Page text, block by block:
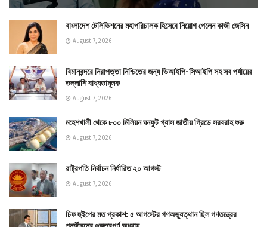
বাংলাদেশ টেলিভিশনের মহাপরিচালক হিসেবে নিয়োগ পেলেন কাজী জেসিন
August 7, 2026
বিমানবন্দরে নিরাপত্তা নিশ্চিতের জন্য ভিআইপি-সিআইপি সহ সব পর্যায়ের
তল্লাশি বাধ্যতামূলক
August 7, 2026
মহেশখালী থেকে ৮০০ মিলিয়ন ঘনফুট গ্যাস জাতীয় গ্রিডে সরবরাহ শুরু
August 7, 2026
রাষ্ট্রপতি নির্বাচন নির্ধারিত ২০ আগস্ট
August 7, 2026
চিফ হুইপের মত প্রকাশ: ৫ আগস্টের গণঅভ্যুত্থান ছিল গণতন্ত্রের